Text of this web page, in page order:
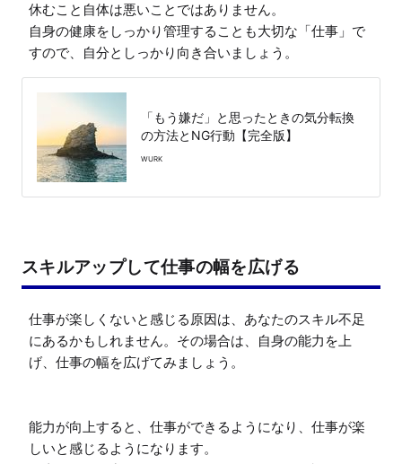
休むこと自体は悪いことではありません。
自身の健康をしっかり管理することも大切な「仕事」で
すので、自分としっかり向き合いましょう。
「もう嫌だ」と思ったときの気分転換
の方法とNG行動【完全版】
WURK
スキルアップして仕事の幅を広げる
仕事が楽しくないと感じる原因は、あなたのスキル不足
にあるかもしれません。その場合は、自身の能力を上
げ、仕事の幅を広げてみましょう。
能力が向上すると、仕事ができるようになり、仕事が楽
しいと感じるようになります。